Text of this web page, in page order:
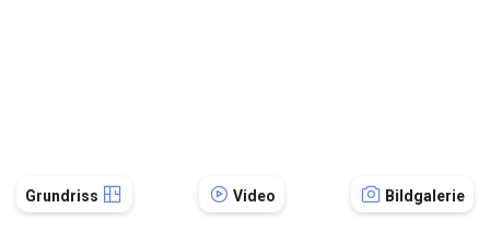
Grundriss Video Bildgalerie